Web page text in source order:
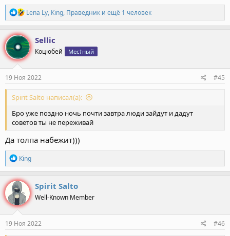
Р
е
а
к
ц
и
и
:
Lena Ly, Кing, Праведник и ещё 1 человек
Sellic
Коцюбей Мес†ный
19 Ноя 2022 #45
Spirit Salto написал(а):
Бро уже поздно ночь почти завтра люди зайдут и дадут
советов ты не переживай
Да толпа набежит)))
Р
е
а
к
ц
и
и
:
Кing
Spirit Salto
Well-Known Member
19 Ноя 2022 #46